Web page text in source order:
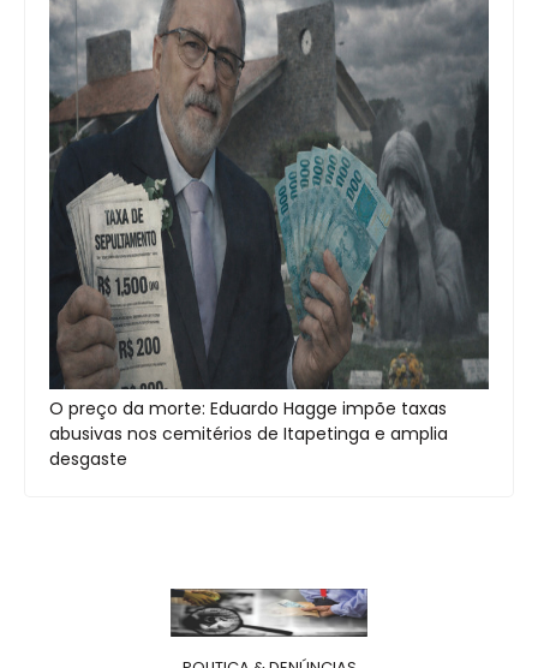
O preço da morte: Eduardo Hagge impõe taxas
abusivas nos cemitérios de Itapetinga e amplia
desgaste